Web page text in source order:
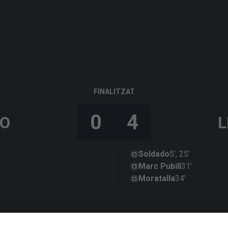
FINALITZAT
0 4
5’, 25’
Soldado
31’
Marc Pubill
34’
Moratalla